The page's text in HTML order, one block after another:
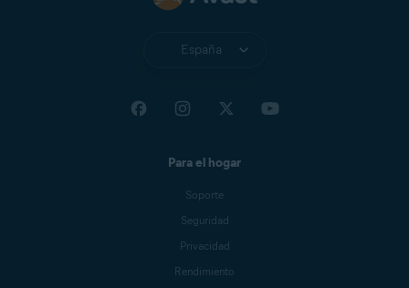
España
Para el hogar
Soporte
Seguridad
Privacidad
Rendimiento